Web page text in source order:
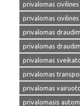
privalomas
privalomas
privalomas
privalomas
privalomas
privalomas
privalomas
privalomasis